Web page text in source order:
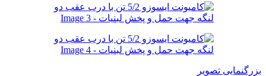
بزرگنمایی تصویر